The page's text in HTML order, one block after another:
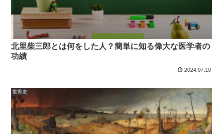
北里柴三郎とは何をした人？簡単に知る偉大な医学者の
功績
2024.07.10
世界史